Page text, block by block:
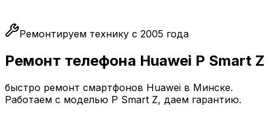
Ремонтируем технику с 2005 года
Ремонт телефона Huawei P Smart Z
быстро ремонт смартфонов Huawei в Минске.
Работаем с моделью P Smart Z, даем гарантию.